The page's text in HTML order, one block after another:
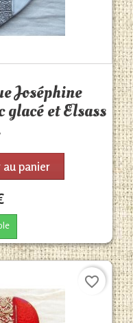
Joséphine
et Elsass
panier
favorite_border